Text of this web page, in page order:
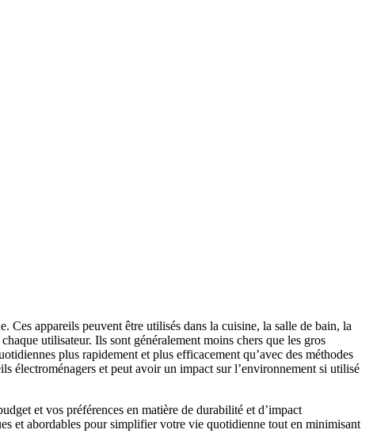
Ces appareils peuvent être utilisés dans la cuisine, la salle de bain, la
utilisateur. Ils sont généralement moins chers que les gros
plus rapidement et plus efficacement qu’avec des méthodes
électroménagers et peut avoir un impact sur l’environnement si utilisé
et vos préférences en matière de durabilité et d’impact
et abordables pour simplifier votre vie quotidienne tout en minimisant